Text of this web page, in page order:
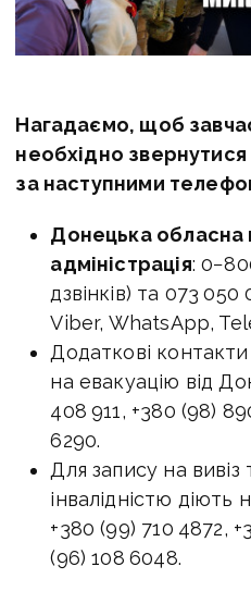
Нагадаємо, щоб
необхідно
за наступними
Донецька обласна
адміністрація:
дзвінків) та 073
Viber, WhatsApp,
Додаткові контакти
на евакуацію від
408 911, +380 (98)
6290.
Для запису на
інвалідністю діють
+380 (99) 710 4872,
(96) 108 6048.